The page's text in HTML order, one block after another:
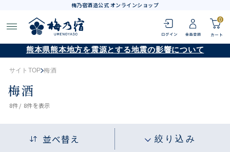
梅乃宿酒造公式 オンラインショップ
0
熊本県熊本地方を震源とする地震の影響について
サイトTOP 梅酒
梅酒
8件 / 8件を表示
並べ替え 絞り込み